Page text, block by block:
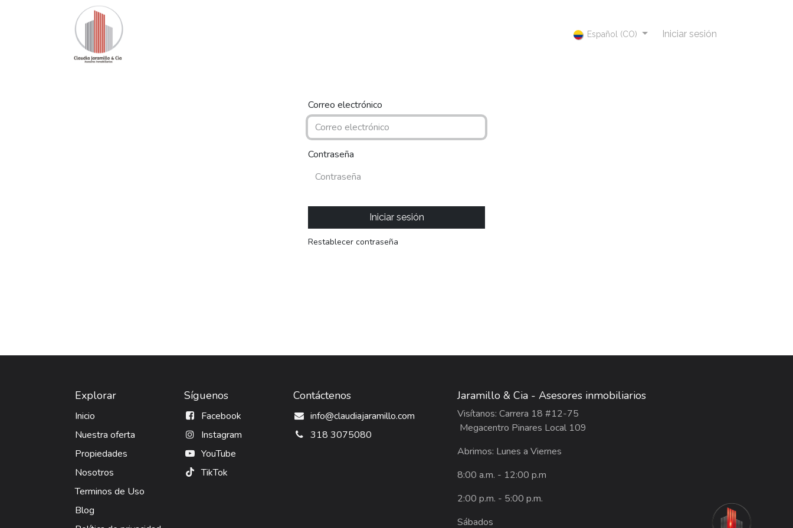
Español (CO) Iniciar sesión
Correo electrónico
Contraseña
Iniciar sesión
Restablecer contraseña
Explorar
Inicio
Nuestra oferta
Propiedades
Nosotros
Terminos de Uso
Blog
Síguenos
Facebook
Instagram
YouTube
TikTok
Contáctenos
info@claudiajaramillo.com
318 3075080
Jaramillo & Cia - Asesores inmobiliarios
Visítanos: Carrera 18 #12-75
Megacentro Pinares Local 109
Abrimos: Lunes a Viernes
8:00 a.m. - 12:00 p.m
2:00 p.m. - 5:00 p.m.
Sábados